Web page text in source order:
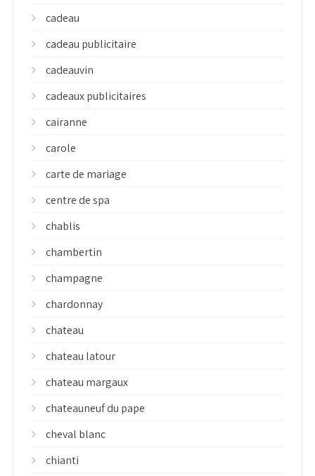
cadeau
cadeau publicitaire
cadeauvin
cadeaux publicitaires
cairanne
carole
carte de mariage
centre de spa
chablis
chambertin
champagne
chardonnay
chateau
chateau latour
chateau margaux
chateauneuf du pape
cheval blanc
chianti